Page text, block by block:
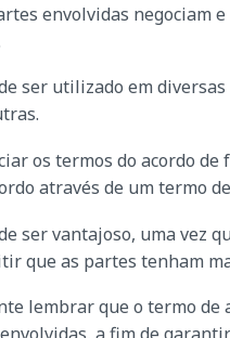
envolvidas negociam
ser utilizado em
os termos do acordo
através de um termo
ser vantajoso, uma vez
que as partes tenham
lembrar que o termo de